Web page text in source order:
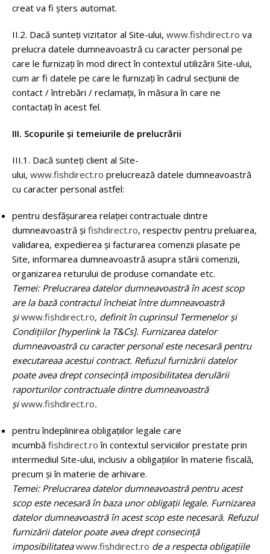
creat va fi șters automat.
II.2. Dacă sunteți vizitator al Site-ului, www.fishdirect.ro va
prelucra datele dumneavoastră cu caracter personal pe
care le furnizați în mod direct în contextul utilizării Site-ului,
cum ar fi datele pe care le furnizați în cadrul secțiunii de
contact / întrebări / reclamații, în măsura în care ne
contactați în acest fel.
III. Scopurile și temeiurile de prelucrării
III.1. Dacă sunteți client al Site-
ului, www.fishdirect.ro prelucrează datele dumneavoastră
cu caracter personal astfel:
pentru desfășurarea relației contractuale dintre
dumneavoastră şi fishdirect.ro, respectiv pentru preluarea,
validarea, expedierea şi facturarea comenzii plasate pe
Site, informarea dumneavoastră asupra stării comenzii,
organizarea returului de produse comandate etc.
Temei: Prelucrarea datelor dumneavoastră în acest scop
are la bază contractul încheiat între dumneavoastră
șiwww.fishdirect.ro, definit în cuprinsul Termenelor și
Condițiilor [hyperlink la T&Cs]. Furnizarea datelor
dumneavoastră cu caracter personal este necesară pentru
executareaa acestui contract. Refuzul furnizării datelor
poate avea drept consecință imposibilitatea derulării
raporturilor contractuale dintre dumneavoastră
șiwww.fishdirect.ro.
pentru îndeplinirea obligațiilor legale care
incumbă fishdirect.ro în contextul serviciilor prestate prin
intermediul Site-ului, inclusiv a obligațiilor în materie fiscală,
precum și în materie de arhivare.
Temei: Prelucrarea datelor dumneavoastră pentru acest
scop este necesară în baza unor obligații legale. Furnizarea
datelor dumneavoastră în acest scop este necesară. Refuzul
furnizării datelor poate avea drept consecință
imposibilitateawww.fishdirect.ro de a respecta obligațiile